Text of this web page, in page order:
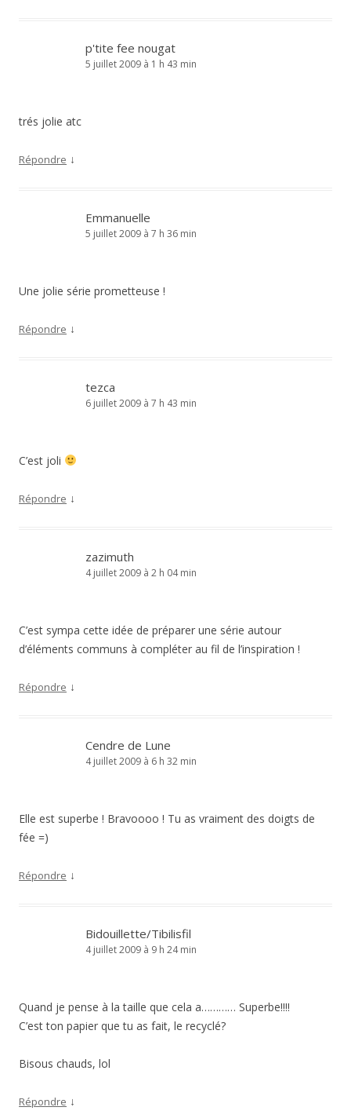
p'tite fee nougat
5 juillet 2009 à 1 h 43 min
trés jolie atc
Répondre ↓
Emmanuelle
5 juillet 2009 à 7 h 36 min
Une jolie série prometteuse !
Répondre ↓
tezca
6 juillet 2009 à 7 h 43 min
C’est joli
Répondre ↓
zazimuth
4 juillet 2009 à 2 h 04 min
C’est sympa cette idée de préparer une série autour
d’éléments communs à compléter au fil de l’inspiration !
Répondre ↓
Cendre de Lune
4 juillet 2009 à 6 h 32 min
Elle est superbe ! Bravoooo ! Tu as vraiment des doigts de
fée =)
Répondre ↓
Bidouillette/Tibilisfil
4 juillet 2009 à 9 h 24 min
Quand je pense à la taille que cela a………… Superbe!!!!
C’est ton papier que tu as fait, le recyclé?
Bisous chauds, lol
Répondre ↓